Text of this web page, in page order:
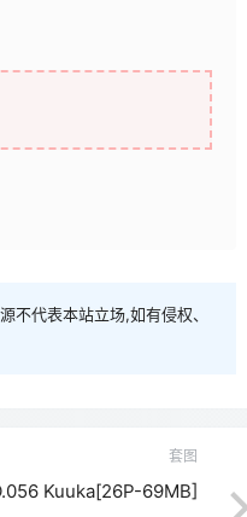
不代表本站立场,如有侵权、
套图
Kuuka[26P-69MB]